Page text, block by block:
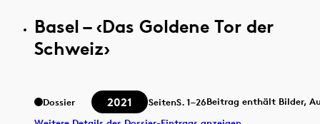
Basel – ‹Das Goldene Tor der
Schweiz›
Dossier 2021 SeitenS.1–26Beitrag enthält Bilder,